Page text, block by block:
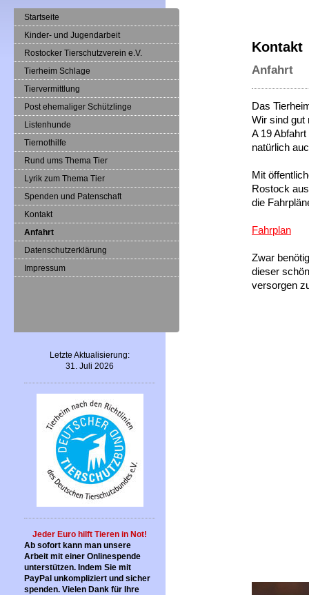
Kontakt
Anfahrt
Das
Wir sind gut
A 19
natürlich
Mit
Rostock
die
Fahrplan
Zwar
dieser
versorgen
Startseite
Kinder- und Jugendarbeit
Rostocker Tierschutzverein e.V.
Tierheim Schlage
Tiervermittlung
Post ehemaliger Schützlinge
Listenhunde
Tiernothilfe
Rund ums Thema Tier
Lyrik zum Thema Tier
Spenden und Patenschaft
Kontakt
Anfahrt
Datenschutzerklärung
Impressum
Letzte Aktualisierung:
31. Juli 2026
Jeder Euro hilft Tieren in Not!
Ab sofort kann man unsere
Arbeit mit einer Onlinespende
unterstützen. Indem Sie mit
PayPal unkompliziert und sicher
spenden. Vielen Dank für Ihre